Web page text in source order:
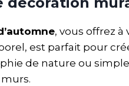
, vous offrez
est parfait pour
de nature ou